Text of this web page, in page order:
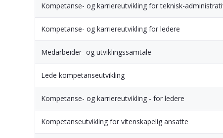
Kompetanse- og karriereutvikling for teknisk-
Kompetanse- og karriereutvikling for ledere
Medarbeider- og utviklingssamtale
Lede kompetanseutvikling
Kompetanse- og karriereutvikling - for ledere
Kompetanseutvikling for vitenskapelig ansatte